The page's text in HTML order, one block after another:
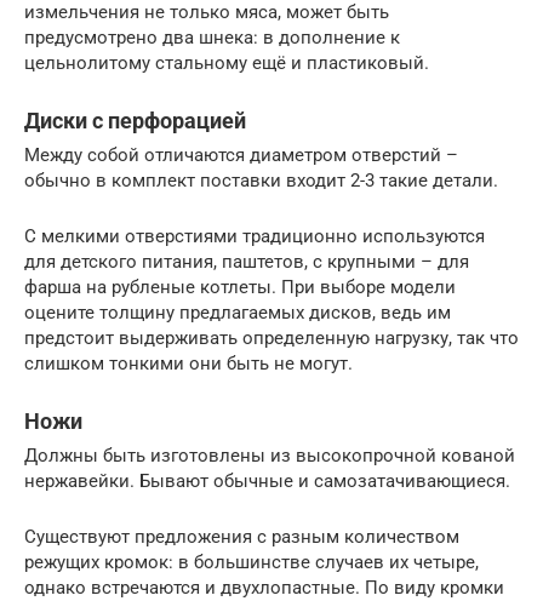
измельчения не только мяса, может быть
предусмотрено два шнека: в дополнение к
цельнолитому стальному ещё и пластиковый.
Диски с перфорацией
Между собой отличаются диаметром отверстий –
обычно в комплект поставки входит 2-3 такие детали.
С мелкими отверстиями традиционно используются
для детского питания, паштетов, с крупными – для
фарша на рубленые котлеты. При выборе модели
оцените толщину предлагаемых дисков, ведь им
предстоит выдерживать определенную нагрузку, так что
слишком тонкими они быть не могут.
Ножи
Должны быть изготовлены из высокопрочной кованой
нержавейки. Бывают обычные и самозатачивающиеся.
Существуют предложения с разным количеством
режущих кромок: в большинстве случаев их четыре,
однако встречаются и двухлопастные. По виду кромки